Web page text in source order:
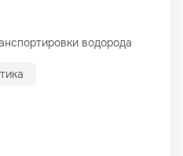
водорода